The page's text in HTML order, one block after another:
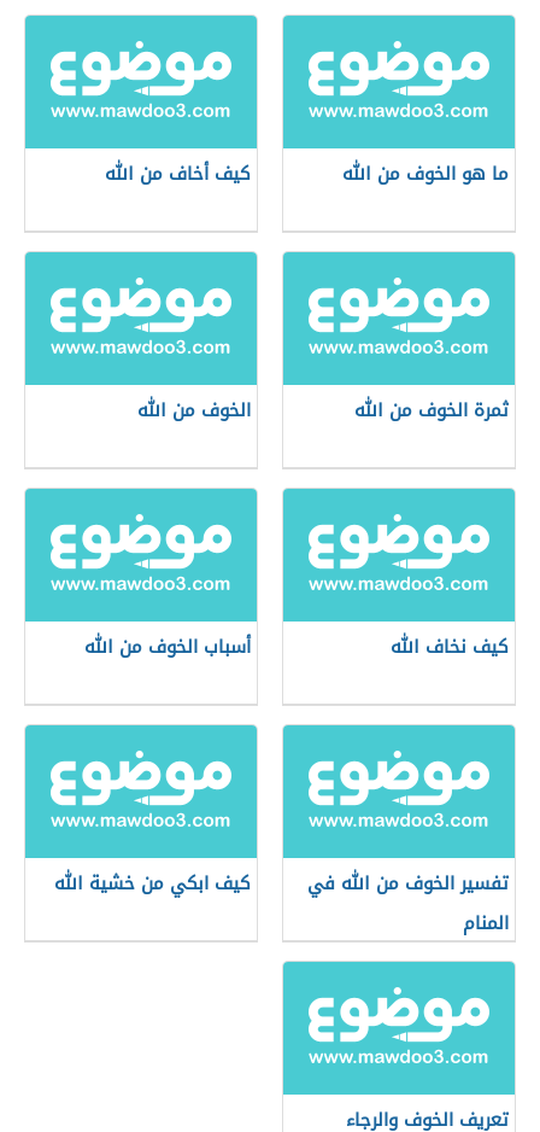
ما هو الخوف من الله كيف أخاف من الله
ثمرة الخوف من الله الخوف من الله
كيف نخاف الله أسباب الخوف من الله
تفسير الخوف من الله في
المنام
كيف ابكي من خشية الله
تعريف الخوف والرجاء